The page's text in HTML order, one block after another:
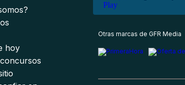
hoy
Otras marcas de GFR Media